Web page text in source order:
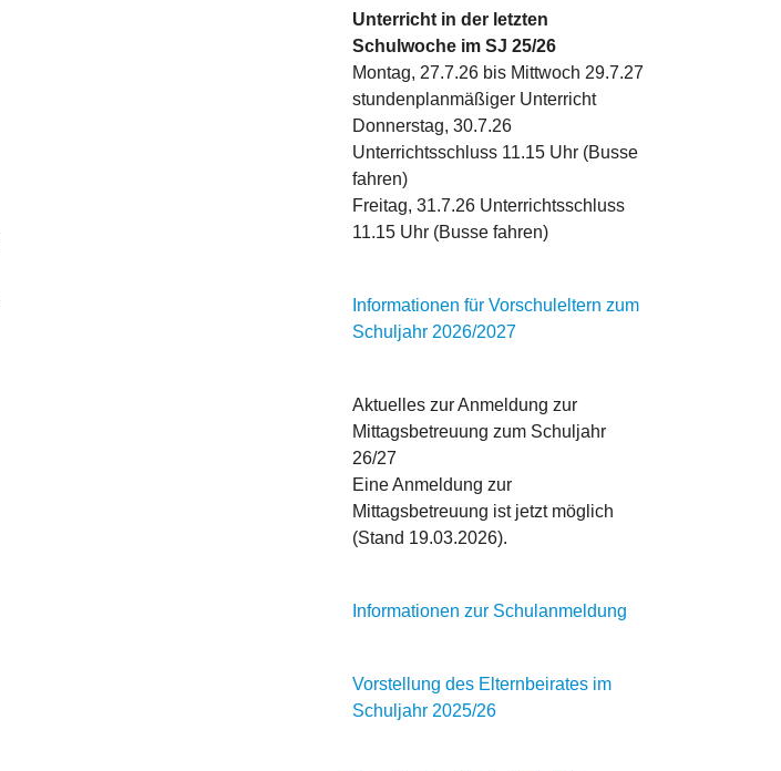
Unterricht in der letzten
Schulwoche im SJ 25/26
Montag, 27.7.26 bis Mittwoch 29.7.27
stundenplanmäßiger Unterricht
Donnerstag, 30.7.26
Unterrichtsschluss 11.15 Uhr (Busse
fahren)
Freitag, 31.7.26 Unterrichtsschluss
11.15 Uhr (Busse fahren)
Informationen für Vorschuleltern zum
Schuljahr 2026/2027
Aktuelles zur Anmeldung zur
Mittagsbetreuung zum Schuljahr
26/27
Eine Anmeldung zur
Mittagsbetreuung ist jetzt möglich
(Stand 19.03.2026).
Informationen zur Schulanmeldung
Vorstellung des Elternbeirates im
Schuljahr 2025/26